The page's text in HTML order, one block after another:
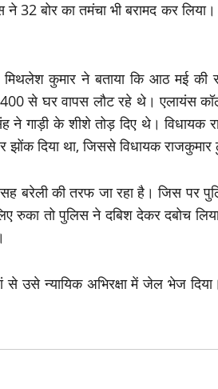
ने 32 बोर का तमंचा भी बरामद कर
मिथलेश कुमार ने बताया कि आठ मई की
से घर वापस लौट रहे थे। एलायंस
ने गाड़ी के शीशे तोड़ दिए थे।
दिया था, जिससे विधायक
बरेली की तरफ जा रहा है। जिस
रुका तो पुलिस ने दबिश देकर दबोच
उसे न्यायिक अभिरक्षा में जेल भेज